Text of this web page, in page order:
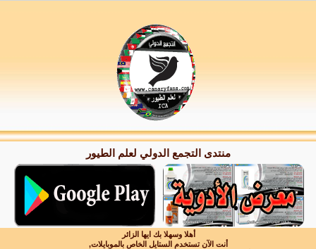
منتدى التجمع الدولي لعلم الطيور
أهلا وسهلا بك ايها الزائر
أنت الآن تستخدم الستايل الخاص بالموبايلات,